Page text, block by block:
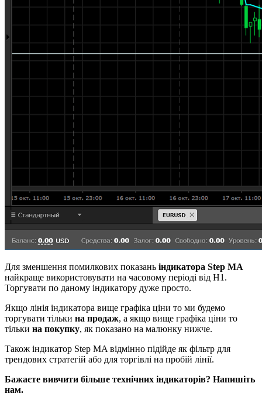
Для зменшення помилкових показань індикатора Step MA
найкраще використовувати на часовому періоді від Н1.
Торгувати по даному індикатору дуже просто.
Якщо лінія індикатора вище графіка ціни то ми будемо
торгувати тільки на продаж, а якщо вище графіка ціни то
тільки на покупку, як показано на малюнку нижче.
Також індикатор Step MA відмінно підійде як фільтр для
трендових стратегій або для торгівлі на пробій лінії.
Бажаєте вивчити більше технічних індикаторів? Напишіть
нам.